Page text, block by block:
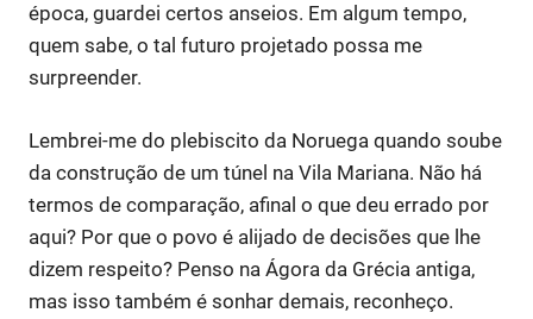
época, guardei certos anseios. Em algum tempo,
quem sabe, o tal futuro projetado possa me
surpreender.
Lembrei-me do plebiscito da Noruega quando soube
da construção de um túnel na Vila Mariana. Não há
termos de comparação, afinal o que deu errado por
aqui? Por que o povo é alijado de decisões que lhe
dizem respeito? Penso na Ágora da Grécia antiga,
mas isso também é sonhar demais, reconheço.